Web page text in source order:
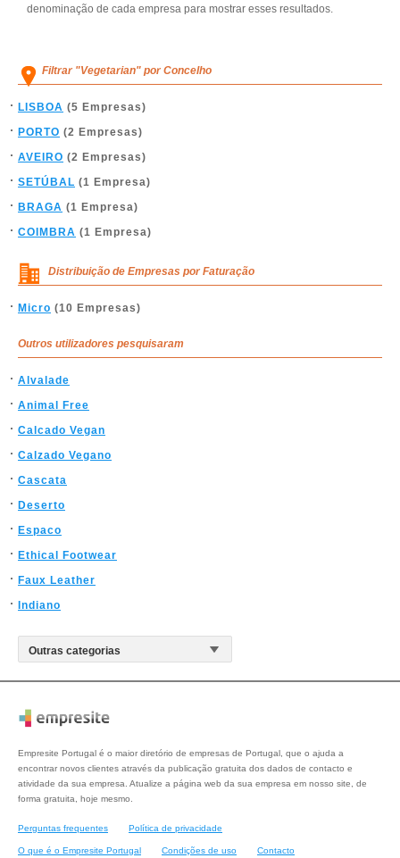
denominação de cada empresa para mostrar esses resultados.
Filtrar "Vegetarian" por Concelho
LISBOA (5 Empresas)
PORTO (2 Empresas)
AVEIRO (2 Empresas)
SETÚBAL (1 Empresa)
BRAGA (1 Empresa)
COIMBRA (1 Empresa)
Distribuição de Empresas por Faturação
Micro (10 Empresas)
Outros utilizadores pesquisaram
Alvalade
Animal Free
Calcado Vegan
Calzado Vegano
Cascata
Deserto
Espaco
Ethical Footwear
Faux Leather
Indiano
Empresite Portugal é o maior diretório de empresas de Portugal, que o ajuda a
encontrar novos clientes através da publicação gratuita dos dados de contacto e
atividade da sua empresa. Atualize a página web da sua empresa em nosso site, de
forma gratuita, hoje mesmo.
Perguntas frequentes Política de privacidade
O que é o Empresite Portugal Condições de uso Contacto